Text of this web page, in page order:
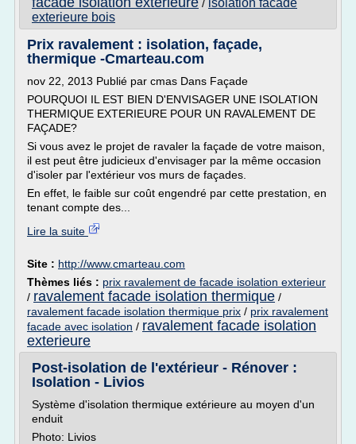
/ isolation facade
exterieure bois
Prix ravalement : isolation, façade,
thermique -Cmarteau.com
nov 22, 2013 Publié par cmas Dans Façade
POURQUOI IL EST BIEN D'ENVISAGER UNE ISOLATION
THERMIQUE EXTERIEURE POUR UN RAVALEMENT DE
FAÇADE?
Si vous avez le projet de ravaler la façade de votre maison,
il est peut être judicieux d'envisager par la même occasion
d'isoler par l'extérieur vos murs de façades.
En effet, le faible sur coût engendré par cette prestation, en
tenant compte des...
Lire la suite
Site : http://www.cmarteau.com
Thèmes liés : prix ravalement de facade isolation exterieur
/ ravalement facade isolation thermique /
ravalement facade isolation thermique prix / prix ravalement
facade avec isolation / ravalement facade isolation
exterieure
Post-isolation de l'extérieur - Rénover :
Isolation - Livios
Système d'isolation thermique extérieure au moyen d'un
enduit
Photo: Livios